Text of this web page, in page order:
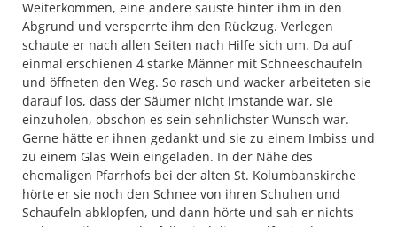
Weiterkommen, eine andere sauste hinter ihm in den
Abgrund und versperrte ihm den Rückzug. Verlegen
schaute er nach allen Seiten nach Hilfe sich um. Da auf
einmal erschienen 4 starke Männer mit Schneeschaufeln
und öffneten den Weg. So rasch und wacker arbeiteten sie
darauf los, dass der Säumer nicht imstande war, sie
einzuholen, obschon es sein sehnlichster Wunsch war.
Gerne hätte er ihnen gedankt und sie zu einem Imbiss und
zu einem Glas Wein eingeladen. In der Nähe des
ehemaligen Pfarrhofs bei der alten St. Kolumbanskirche
hörte er sie noch den Schnee von ihren Schuhen und
Schaufeln abklopfen, und dann hörte und sah er nichts